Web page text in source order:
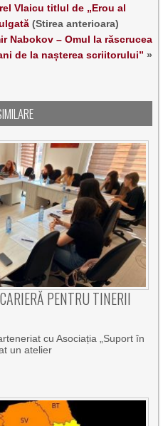
Vlaicu titlul de „Erou al
(Stirea anterioara)
Nabokov – Omul la răscrucea
de la nașterea scriitorului” »
PENTRU TINERII
cu Asociația „Suport în
un atelier